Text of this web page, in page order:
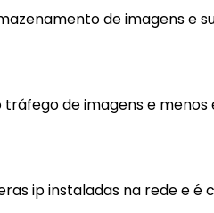
de imagens e
de imagens e
ip instaladas na rede e é